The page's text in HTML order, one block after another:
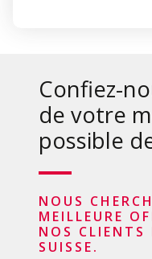
Confiez-
de votre
possible
NOUS
MEILLEURE
NOS CLIENTS
SUISSE.